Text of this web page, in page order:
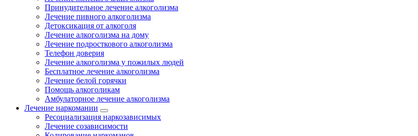
Принудительное лечение алкоголизма
Лечение пивного алкоголизма
Детоксикация от алкоголя
Лечение алкоголизма на дому
Лечение подросткового алкоголизма
Телефон доверия
Лечение алкоголизма у пожилых людей
Бесплатное лечение алкоголизма
Лечение белой горячки
Помощь алкоголикам
Амбулаторное лечение алкоголизма
Лечение наркомании
Ресоциализация наркозависимых
Лечение созависимости